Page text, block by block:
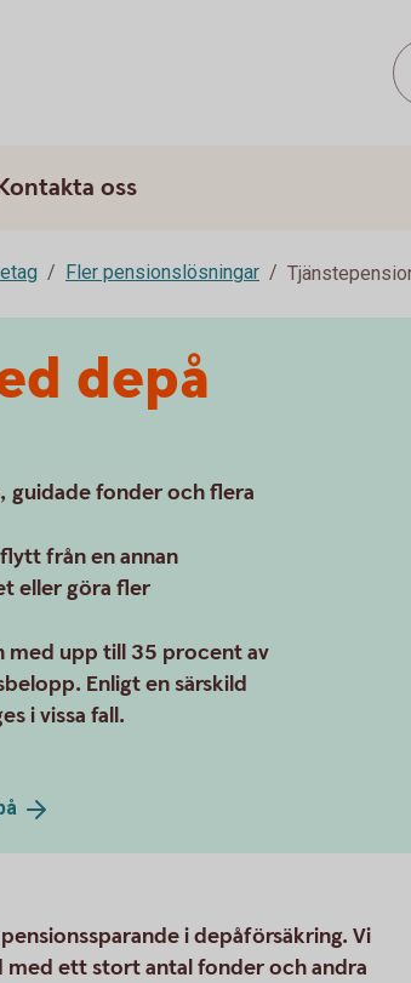
oss
Fler pensionslösningar
depå
guidade fonder och flera
från en annan
eller göra fler
med upp till 35 procent av
Enligt en särskild
i vissa fall.
i depåförsäkring. Vi
ett stort antal fonder och andra